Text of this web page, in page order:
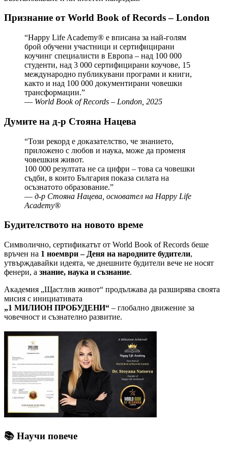
Признание от World Book of Records – London
“Happy Life Academy® е вписана за най-голям
брой обучени участници и сертифицирани
коучинг специалисти в Европа – над 100 000
студенти, над 3 000 сертифицирани коучове, 15
международно публикувани програми и книги,
както и над 100 000 документирани човешки
трансформации.”
— World Book of Records – London, 2025
Думите на д-р Стояна Нацева
“Този рекорд е доказателство, че знанието,
приложено с любов и наука, може да променя
човешкия живот.
100 000 резултата не са цифри – това са човешки
съдби, в които България показа силата на
осъзнатото образование.”
— д-р Стояна Нацева, основател на Happy Life
Academy®
Будителството на новото време
Символично, сертификатът от World Book of Records беше
връчен на 1 ноември – Деня на народните будители,
утвърждавайки идеята, че днешните будители вече не носят
фенери, а знание, наука и съзнание.
Академия „Щастлив живот“ продължава да разширява своята
мисия с инициативата
„1 МИЛИОН ПРОБУДЕНИ“ – глобално движение за
човечност и съзнателно развитие.
📚 Научи повече